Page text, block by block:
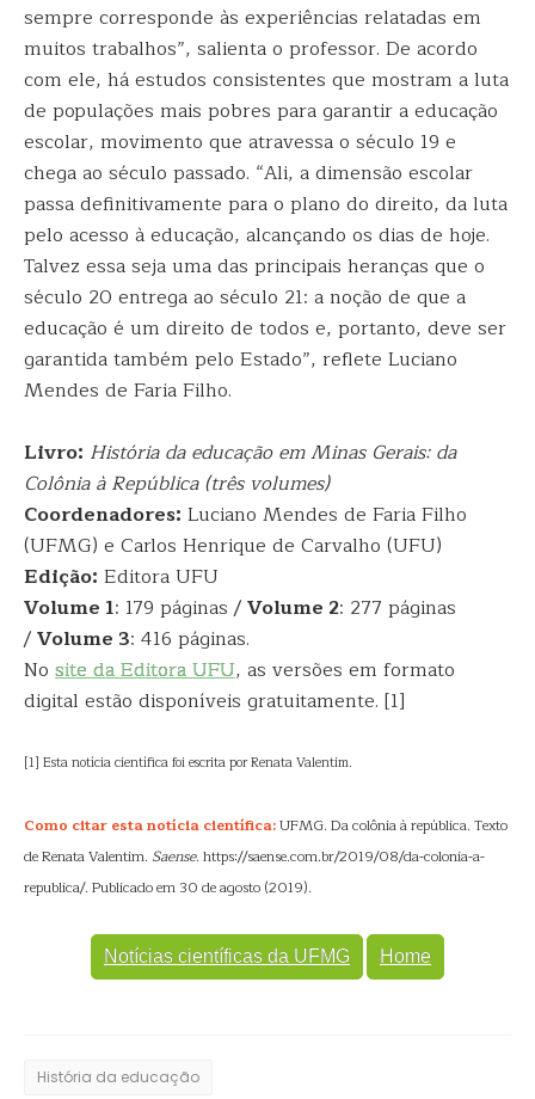
sempre corresponde às experiências relatadas em
muitos trabalhos”, salienta o professor. De acordo
com ele, há estudos consistentes que mostram a luta
de populações mais pobres para garantir a educação
escolar, movimento que atravessa o século 19 e
chega ao século passado. “Ali, a dimensão escolar
passa definitivamente para o plano do direito, da luta
pelo acesso à educação, alcançando os dias de hoje.
Talvez essa seja uma das principais heranças que o
século 20 entrega ao século 21: a noção de que a
educação é um direito de todos e, portanto, deve ser
garantida também pelo Estado”, reflete Luciano
Mendes de Faria Filho.
Livro: História da educação em Minas Gerais: da
Colônia à República (três volumes)
Coordenadores: Luciano Mendes de Faria Filho
(UFMG) e Carlos Henrique de Carvalho (UFU)
Edição: Editora UFU
Volume 1: 179 páginas /Volume 2: 277 páginas
/Volume 3: 416 páginas.
No site da Editora UFU, as versões em formato
digital estão disponíveis gratuitamente. [1]
[1] Esta notícia científica foi escrita por Renata Valentim.
Como citar esta notícia científica:UFMG. Da colônia à república. Texto
de Renata Valentim. Saense. https://saense.com.br/2019/08/da-colonia-a-
republica/. Publicado em 30 de agosto (2019).
Notícias científicas da UFMG Home
História da educação